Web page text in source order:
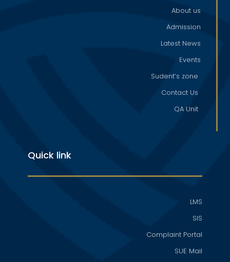
About us
Admission
Latest News
Events
Sudent’s zone
Contact Us
QA Unit
Quick link
LMS
SIS
Complaint Portal
SUE Mail